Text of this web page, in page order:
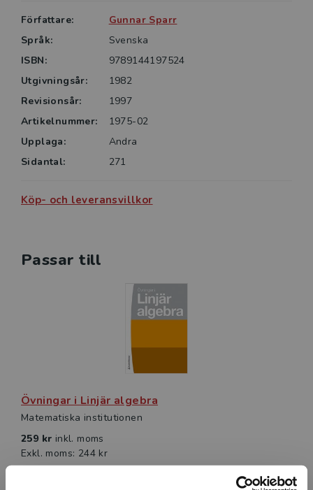
Författare:
Gunnar Sparr
Språk:
Svenska
ISBN:
9789144197524
Utgivningsår:
1982
Revisionsår:
1997
Artikelnummer:
1975-02
Upplaga:
Andra
Sidantal:
271
Köp- och leveransvillkor
Passar till
Övningar i Linjär algebra
Matematiska institutionen
259 kr inkl. moms
Exkl. moms: 244 kr